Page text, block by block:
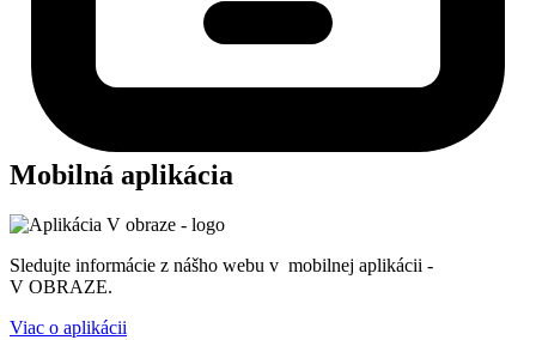
Mobilná aplikácia
Sledujte informácie z nášho webu v mobilnej aplikácii -
V OBRAZE.
Viac o aplikácii